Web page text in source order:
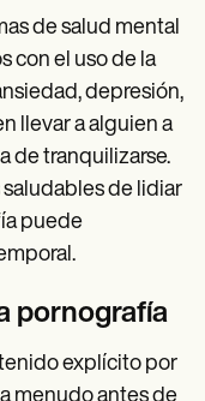
de salud mental
con el uso de la
depresión,
llevar a alguien a
de tranquilizarse.
saludables de lidiar
puede
pornografía
explícito por
menudo antes de